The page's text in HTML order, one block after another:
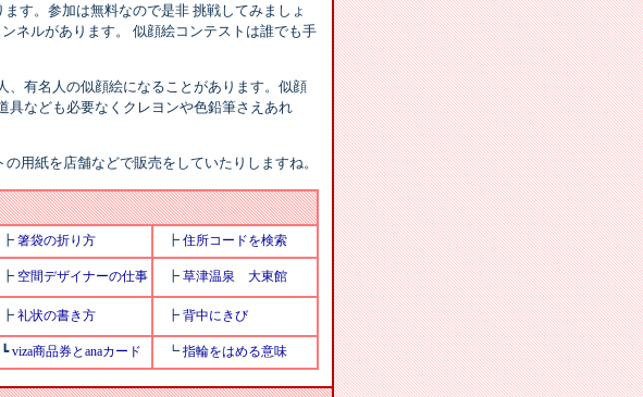
す。参加は無料なので是非 挑戦してみましょ
ネルがあります。 似顔絵コンテストは誰でも手
、有名人の似顔絵になることがあります。似顔
具なども必要なくクレヨンや色鉛筆さえあれ
用紙を店舗などで販売をしていたりしますね。
箸袋の折り方 ┣ 住所コードを検索
空間デザイナーの仕事 ┣ 草津温泉 大東館
礼状の書き方 ┣ 背中にきび
viza商品券とanaカード ┗ 指輪をはめる意味